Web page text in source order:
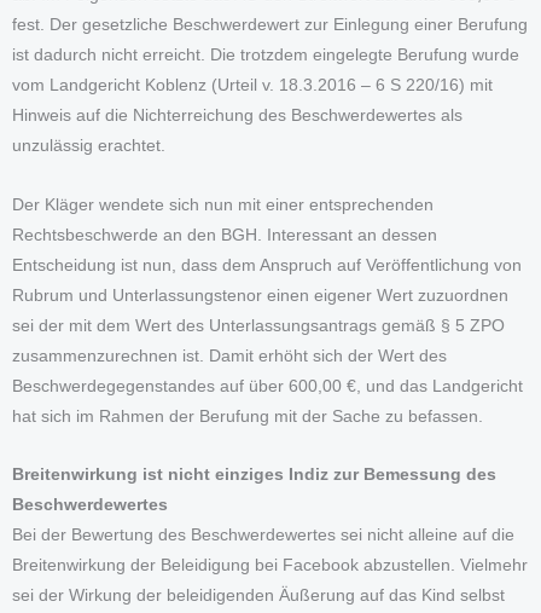
fest. Der gesetzliche Beschwerdewert zur Einlegung einer Berufung
ist dadurch nicht erreicht. Die trotzdem eingelegte Berufung wurde
vom Landgericht Koblenz (Urteil v. 18.3.2016 – 6 S 220/16) mit
Hinweis auf die Nichterreichung des Beschwerdewertes als
unzulässig erachtet.
Der Kläger wendete sich nun mit einer entsprechenden
Rechtsbeschwerde an den BGH. Interessant an dessen
Entscheidung ist nun, dass dem Anspruch auf Veröffentlichung von
Rubrum und Unterlassungstenor einen eigener Wert zuzuordnen
sei der mit dem Wert des Unterlassungsantrags gemäß § 5 ZPO
zusammenzurechnen ist. Damit erhöht sich der Wert des
Beschwerdegegenstandes auf über 600,00 €, und das Landgericht
hat sich im Rahmen der Berufung mit der Sache zu befassen.
Breitenwirkung ist nicht einziges Indiz zur Bemessung des
Beschwerdewertes
Bei der Bewertung des Beschwerdewertes sei nicht alleine auf die
Breitenwirkung der Beleidigung bei Facebook abzustellen. Vielmehr
sei der Wirkung der beleidigenden Äußerung auf das Kind selbst